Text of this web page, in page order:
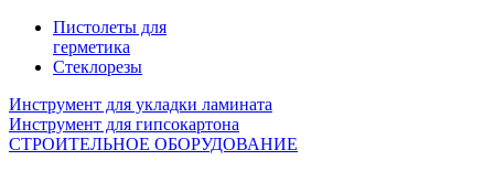
Пистолеты для
герметика
Стеклорезы
Инструмент для укладки ламината
Инструмент для гипсокартона
СТРОИТЕЛЬНОЕ ОБОРУДОВАНИЕ